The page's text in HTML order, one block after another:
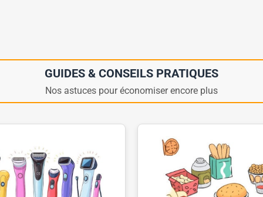
GUIDES & CONSEILS PRATIQUES
Nos astuces pour économiser encore plus